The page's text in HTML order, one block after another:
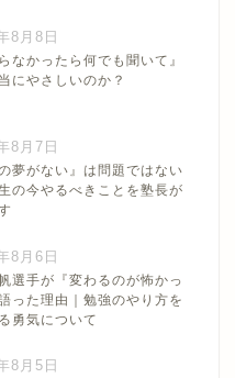
8月8日
なかったら何でも聞いて』
にやさしいのか？
8月7日
の夢がない』は問題ではない
の今やるべきことを塾長が
8月6日
選手が『変わるのが怖かっ
った理由｜勉強のやり方を
勇気について
8月5日